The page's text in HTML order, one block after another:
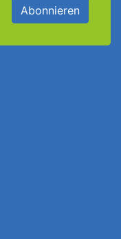
Abonnieren